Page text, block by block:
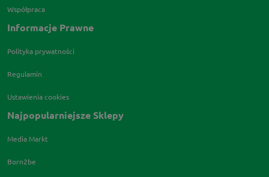
Współpraca
Informacje Prawne
Polityka prywatności
Regulamin
Ustawienia cookies
Najpopularniejsze Sklepy
Media Markt
Born2be